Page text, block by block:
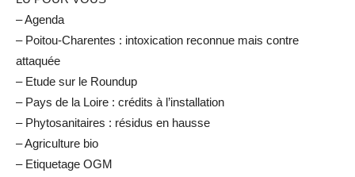
– Agenda
– Poitou-Charentes : intoxication reconnue mais contre
attaquée
– Etude sur le Roundup
– Pays de la Loire : crédits à l’installation
– Phytosanitaires : résidus en hausse
– Agriculture bio
– Etiquetage OGM